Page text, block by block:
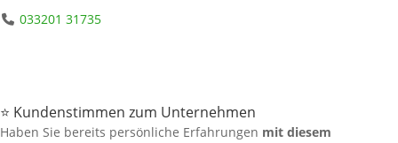
033201 31735
⭐ Kundenstimmen zum Unternehmen
Haben Sie bereits persönliche Erfahrungen mit diesem